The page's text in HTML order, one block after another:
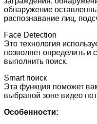
обнаружение
распознавание лиц,
Face Detection
Это технология
позволяет определить и
выполнить поиск.
Smart поиск
Эта функция поможет
выбраной зоне видео
Особенности: